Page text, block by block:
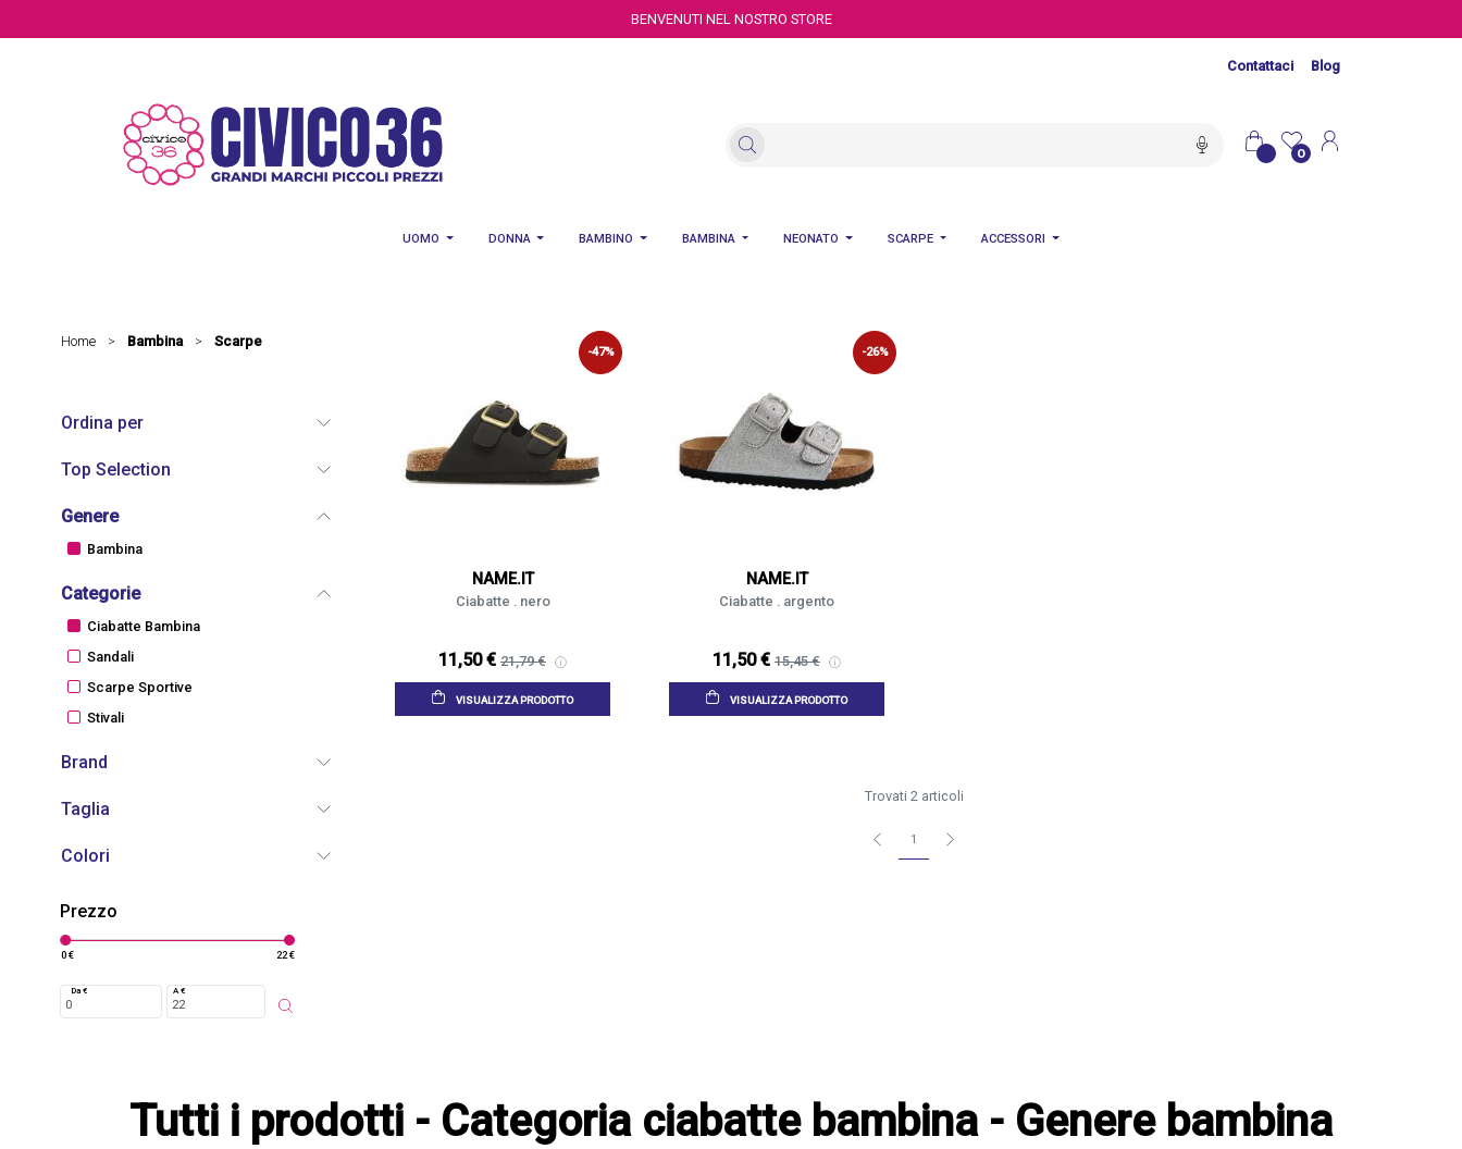
BENVENUTI NEL NOSTRO STORE
Contattaci Blog
0
UOMO DONNA BAMBINO BAMBINA NEONATO SCARPE ACCESSORI
Home > Bambina > Scarpe
Ordina per
Top Selection
Genere
Bambina
Categorie
Ciabatte Bambina
Sandali
Scarpe Sportive
Stivali
Brand
Taglia
Colori
Prezzo
0 € 22 €
Da € A €
-47%
NAME.IT
Ciabatte . nero
11,50 € 21,79 €
VISUALIZZA PRODOTTO
-26%
NAME.IT
Ciabatte . argento
11,50 € 15,45 €
VISUALIZZA PRODOTTO
Trovati 2 articoli
1
Tutti i prodotti - Categoria ciabatte bambina - Genere bambina